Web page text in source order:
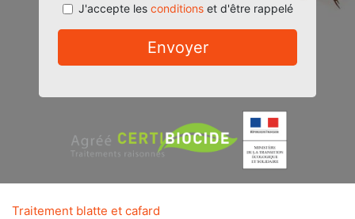
J'accepte les conditionset d'être rappelé
Envoyer
Traitement blatte et cafard